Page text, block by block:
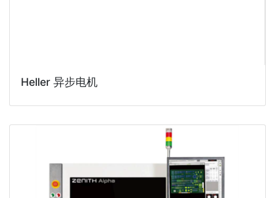
Heller 异步电机